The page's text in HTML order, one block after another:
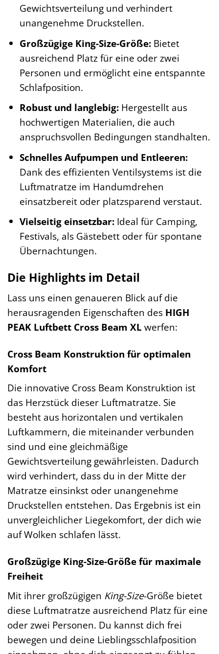
Gewichtsverteilung und verhindert
unangenehme Druckstellen.
Großzügige King-Size-Größe:Bietet
ausreichend Platz für eine oder zwei
Personen und ermöglicht eine entspannte
Schlafposition.
Robust und langlebig:Hergestellt aus
hochwertigen Materialien, die auch
anspruchsvollen Bedingungen standhalten.
Schnelles Aufpumpen und Entleeren:
Dank des effizienten Ventilsystems ist die
Luftmatratze im Handumdrehen
einsatzbereit oder platzsparend verstaut.
Vielseitig einsetzbar:Ideal für Camping,
Festivals, als Gästebett oder für spontane
Übernachtungen.
Die Highlights im Detail
Lass uns einen genaueren Blick auf die
herausragenden Eigenschaften des HIGH
PEAK Luftbett Cross Beam XL werfen:
Cross Beam Konstruktion für optimalen
Komfort
Die innovative Cross Beam Konstruktion ist
das Herzstück dieser Luftmatratze. Sie
besteht aus horizontalen und vertikalen
Luftkammern, die miteinander verbunden
sind und eine gleichmäßige
Gewichtsverteilung gewährleisten. Dadurch
wird verhindert, dass du in der Mitte der
Matratze einsinkst oder unangenehme
Druckstellen entstehen. Das Ergebnis ist ein
unvergleichlicher Liegekomfort, der dich wie
auf Wolken schlafen lässt.
Großzügige King-Size-Größe für maximale
Freiheit
Mit ihrer großzügigen King-Size-Größe bietet
diese Luftmatratze ausreichend Platz für eine
oder zwei Personen. Du kannst dich frei
bewegen und deine Lieblingsschlafposition